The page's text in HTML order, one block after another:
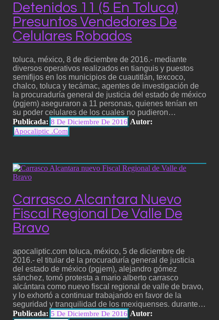
Detenidos 11 (5 En Toluca)
Presuntos Vendedores De
Celulares Robados
toluca, méxico, 8 de diciembre de 2016.- mediante
diversos operativos realizados en tianguis y puestos
semifijos en los municipios de cuautitlán, texcoco,
chalco, toluca y tecámac, agentes de investigación de
la procuraduría general de justicia del estado de méxico
(pgjem) aseguraron a 11 personas, quienes tenían en
su poder celulares de los cuales no pudieron…
Publicada: 8 De Diciembre De 2016 Autor:
Apocaliptic .com
Carrasco Alcantara Nuevo
Fiscal Regional De Valle De
Bravo
apocaliptic.com toluca, méxico, 5 de diciembre de
2016.- el titular de la procuraduría general de justicia
del estado de méxico (pgjem), alejandro gómez
sánchez, tomó protesta a mario alberto carrasco
alcántara como nuevo fiscal regional de valle de bravo,
y lo exhortó a continuar trabajando en favor de la
seguridad y tranquilidad de los mexiquenses. durante…
Publicada: 5 De Diciembre De 2016 Autor: